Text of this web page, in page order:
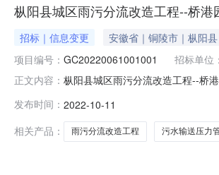
枞阳县城区雨污分流改造工程--桥
招标｜信息变更
安徽省｜铜陵市｜枞阳县
项目编号： GC20220061001001 招标单位：
正文内容： 枞阳县城区雨污分流改造工程--桥
工期(天)120合同签署时间2022-
发布时间： 2022-10-11
相关产品：
雨污分流改造工程 污水输送压力